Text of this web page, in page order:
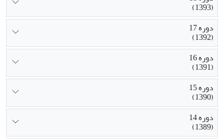
(1393)
دوره 17
(1392)
دوره 16
(1391)
دوره 15
(1390)
دوره 14
(1389)